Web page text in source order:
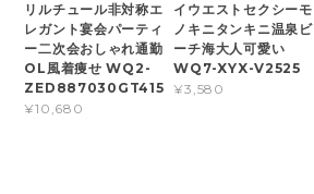
リルチュール非対称エ
レガント宴会パーティ
ー二次会おしゃれ通勤
OL風着痩せ WQ2-
ZED887030GT415
¥10,680
イウエストセクシーモ
ノキニタンキニ温泉ビ
ーチ海大人可愛い
WQ7-XYX-V2525
¥3,580